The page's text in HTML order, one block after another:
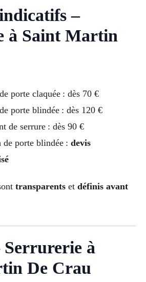
–
à Saint Martin
porte claquée : dès 70 €
porte blindée : dès 120 €
de serrure : dès 90 €
porte blindée : devis
transparentset définis avant
Serrurerie à
De Crau